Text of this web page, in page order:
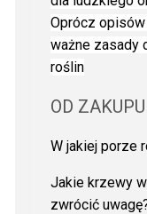
Oprócz
ważne zasady
roślin
OD
W jakiej porze
Jakie krzewy
zwrócić